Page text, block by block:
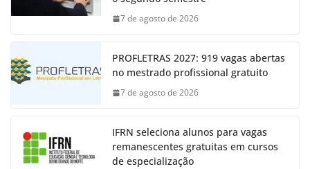
7 de agosto de 2026
PROFLETRAS 2027: 919 vagas abertas
no mestrado profissional gratuito
7 de agosto de 2026
IFRN seleciona alunos para vagas
remanescentes gratuitas em cursos
de especialização